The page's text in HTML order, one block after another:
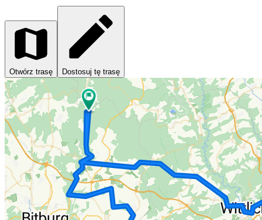
Otwórz trasę Dostosuj tę trasę